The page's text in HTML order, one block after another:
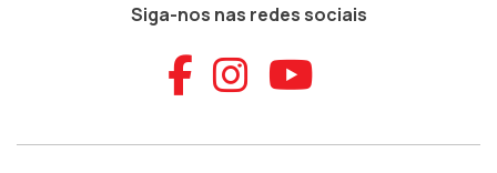
Siga-nos nas redes sociais
Aceder ao
Aceder ao
Aceder